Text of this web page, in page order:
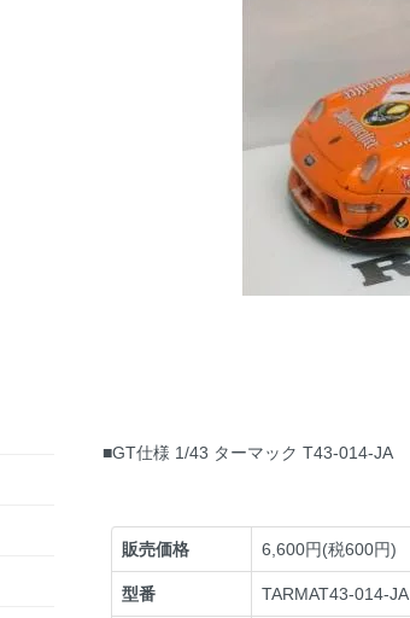
■GT仕様 1/43 ターマック T43-014-JA
販売価格 6,600円(税600円)
型番 TARMAT43-014-JA